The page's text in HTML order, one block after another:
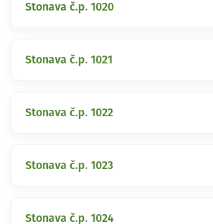
Stonava č.p. 1020
Stonava č.p. 1021
Stonava č.p. 1022
Stonava č.p. 1023
Stonava č.p. 1024